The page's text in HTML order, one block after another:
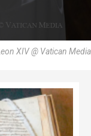
XIV @ Vatican Media